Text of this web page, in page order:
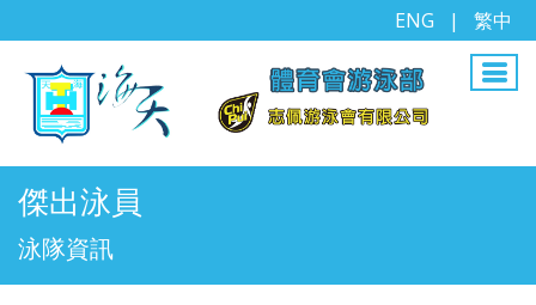
ENG | 繁中
傑出泳員
泳隊資訊